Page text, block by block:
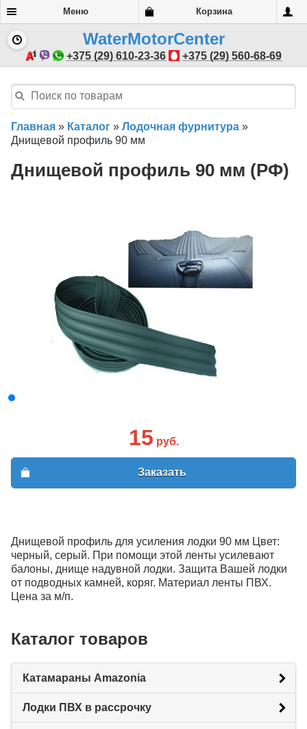
Меню Корзина
WaterMotorCenter
+375 (29) 610-23-36 +375 (29) 560-68-69
Главная » Каталог » Лодочная фурнитура »
Днищевой профиль 90 мм
Днищевой профиль 90 мм (РФ)
15 руб.
Заказать
Днищевой профиль для усиления лодки 90 мм Цвет:
черный, серый. При помощи этой ленты усилевают
балоны, днище надувной лодки. Защита Вашей лодки
от подводных камней, коряг. Материал ленты ПВХ.
Цена за м/п.
Каталог товаров
Катамараны Amazonia
Лодки ПВХ в рассрочку